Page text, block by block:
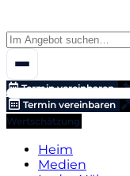
Termin vereinbaren
Termin vereinbaren
Wertschätzung
Heim
Medien